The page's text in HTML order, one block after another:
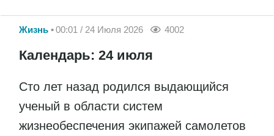
Жизнь 00:01 / 24 Июля 2026 4002
Календарь: 24 июля
Сто лет назад родился выдающийся
ученый в области систем
жизнеобеспечения экипажей самолетов